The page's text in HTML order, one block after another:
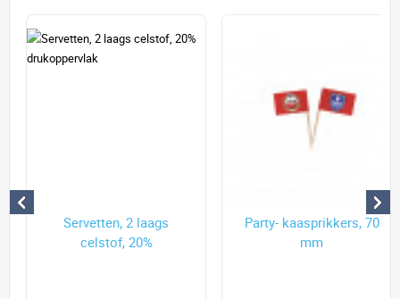
Servetten, 2 laags
celstof, 20%
Party- kaasprikkers, 70
mm